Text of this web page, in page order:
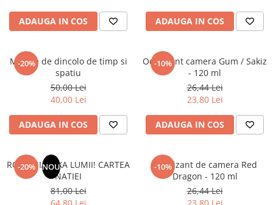
ADAUGA IN COS ADAUGA IN COS
-20%
Mesaje de dincolo de timp si
spatiu
50,00 Lei
40,00 Lei
ADAUGA IN COS
-10%
Odorizant camera Gum / Sakiz
- 120 ml
26,44 Lei
23,80 Lei
ADAUGA IN COS
-20% NOU
ROMANIA, AXA LUMII! CARTEA
NATIEI
81,00 Lei
-10%
Odorizant de camera Red
Dragon - 120 ml
26,44 Lei